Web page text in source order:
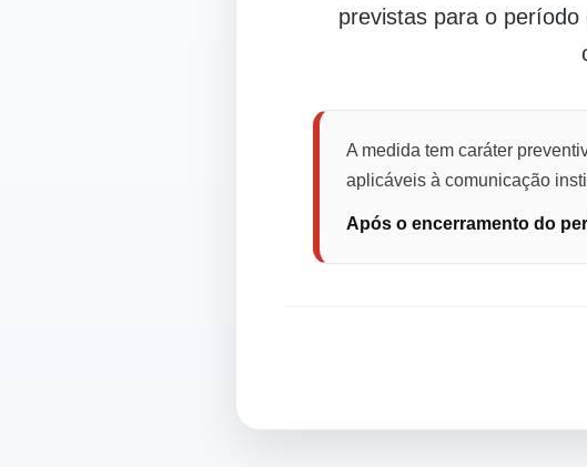
previstas para o
A medida tem caráter
aplicáveis à comunicação
Após o encerramento do